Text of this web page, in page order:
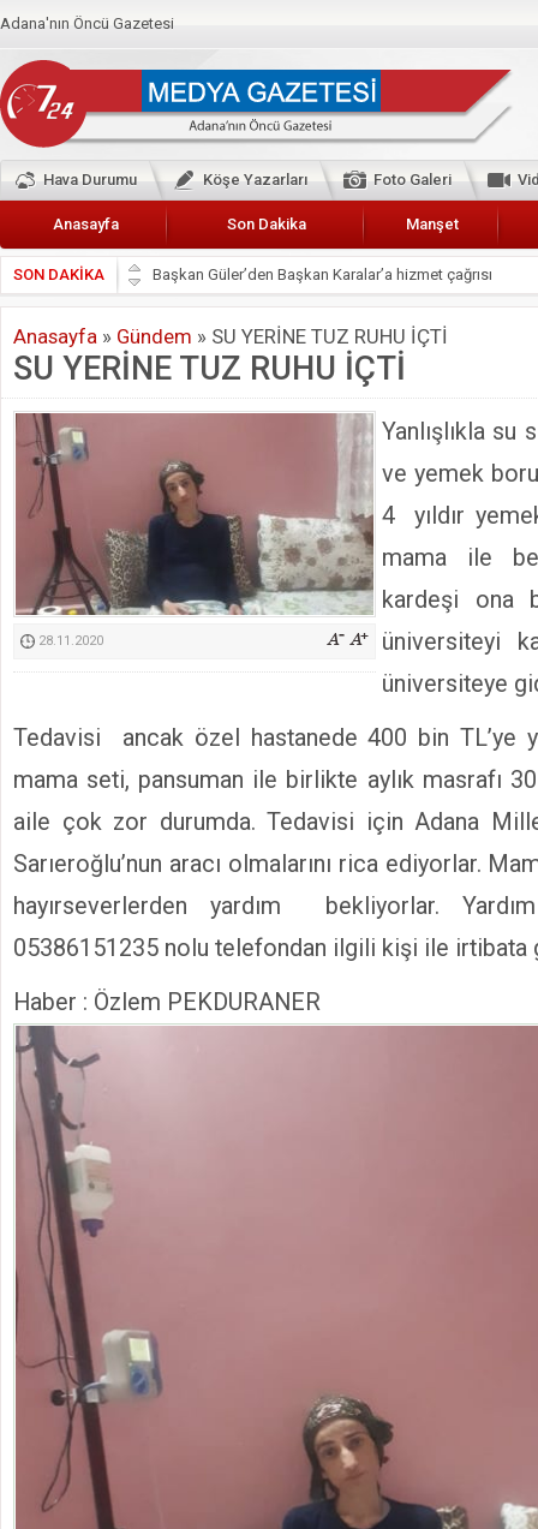
Adana'nın Öncü Gazetesi
Hava Durumu Köşe Yazarları Foto Galeri
Anasayfa Son Dakika Manşet
SON DAKİKA
Başkan Güler’den Başkan Karalar’a hizmet çağrısı
Lokantacılar ve Kebapçılar Esnaf Odası Başkanı Şefik
Hak-İş Abdurrahman Yücel
HDP İL BİNASININ ÖNÜNDE ANNELER TARİH
CEYHAN TİCARET ODASI
Hainler emellerine asla erişemeyecekler
BÖLGEMİZ ÇUKUROVA’DA 2019 YILI PAMUK
İyi Parti Yüreğir İlçe Başkanı Enis Akyürek
Kimyasallardan Koruma Derneği Başkanı Cennet Çelik
Anasayfa » Gündem » SU YERİNE TUZ RUHU İÇTİ
SU YERİNE TUZ RUHU İÇTİ
28.11.2020
Yanlışlıkla su
ve yemek
4 yıldır
mama ile
kardeşi ona
üniversiteyi
üniversiteye
Tedavisi ancak özel hastanede 400 bin TL’ye
mama seti, pansuman ile birlikte aylık masrafı
aile çok zor durumda. Tedavisi için Adana
Sarıeroğlu’nun aracı olmalarını rica ediyorlar.
hayırseverlerden yardım bekliyorlar.
05386151235 nolu telefondan ilgili kişi ile irtibata
Haber : Özlem PEKDURANER